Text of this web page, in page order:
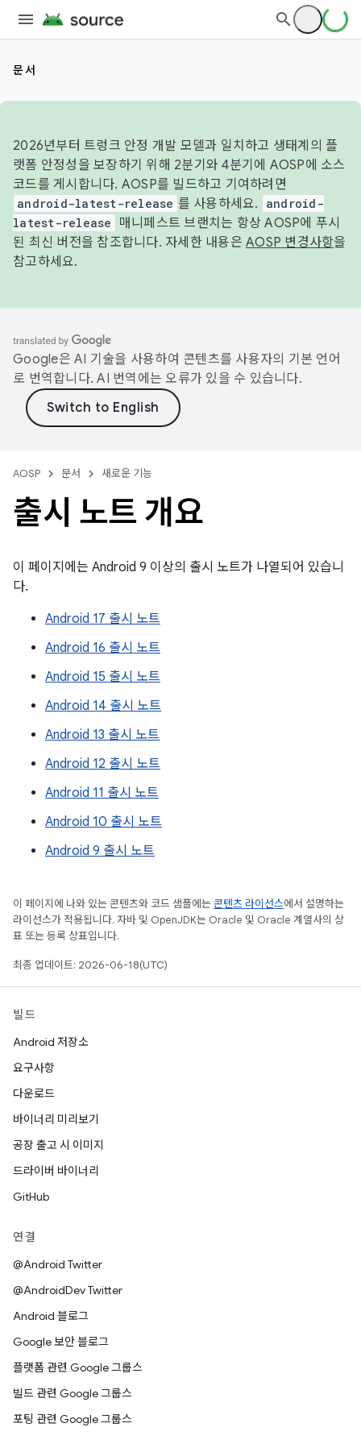
문서
2026년부터 트렁크 안정 개발 모델과 일치하고 생태계의 플
랫폼 안정성을 보장하기 위해 2분기와 4분기에 AOSP에 소스
코드를 게시합니다. AOSP를 빌드하고 기여하려면
android-latest-release 를 사용하세요.
android-
latest-release
매니페스트 브랜치는 항상 AOSP에 푸시
된 최신 버전을 참조합니다. 자세한 내용은 AOSP 변경사항을
참고하세요.
Google은 AI 기술을 사용하여 콘텐츠를 사용자의 기본 언어
로 번역합니다. AI 번역에는 오류가 있을 수 있습니다.
AOSP 문서 새로운 기능
출시 노트 개요
이 페이지에는 Android 9 이상의 출시 노트가 나열되어 있습니
다.
Android 17 출시 노트
Android 16 출시 노트
Android 15 출시 노트
Android 14 출시 노트
Android 13 출시 노트
Android 12 출시 노트
Android 11 출시 노트
Android 10 출시 노트
Android 9 출시 노트
이 페이지에 나와 있는 콘텐츠와 코드 샘플에는 콘텐츠 라이선스에서 설명하는
라이선스가 적용됩니다. 자바 및 OpenJDK는 Oracle 및 Oracle 계열사의 상
표 또는 등록 상표입니다.
최종 업데이트: 2026-06-18(UTC)
빌드
Android 저장소
요구사항
다운로드
바이너리 미리보기
공장 출고 시 이미지
드라이버 바이너리
GitHub
연결
@Android Twitter
@AndroidDev Twitter
Android 블로그
Google 보안 블로그
플랫폼 관련 Google 그룹스
빌드 관련 Google 그룹스
포팅 관련 Google 그룹스